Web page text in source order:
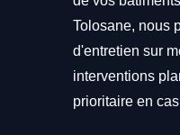
Tolosane, nous
d'entretien sur
interventions
prioritaire en